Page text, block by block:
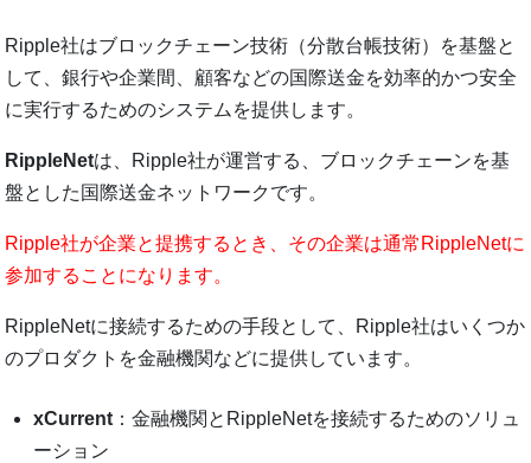
Ripple社はブロックチェーン技術（分散台帳技術）を基盤と
して、銀行や企業間、顧客などの国際送金を効率的かつ安全
に実行するためのシステムを提供します。
RippleNetは、Ripple社が運営する、ブロックチェーンを基
盤とした国際送金ネットワークです。
Ripple社が企業と提携するとき、その企業は通常RippleNetに
参加することになります。
RippleNetに接続するための手段として、Ripple社はいくつか
のプロダクトを金融機関などに提供しています。
xCurrent ：金融機関とRippleNetを接続するためのソリュ
ーション